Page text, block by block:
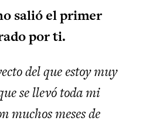
salió el primer
por ti.
del que estoy muy
se llevó toda mi
muchos meses de